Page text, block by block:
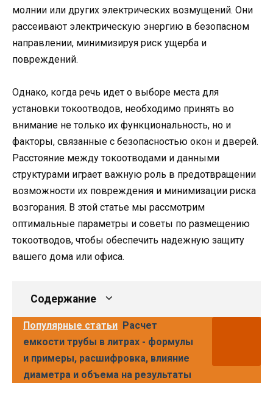
молнии или других электрических возмущений. Они
рассеивают электрическую энергию в безопасном
направлении, минимизируя риск ущерба и
повреждений.
Однако, когда речь идет о выборе места для
установки токоотводов, необходимо принять во
внимание не только их функциональность, но и
факторы, связанные с безопасностью окон и дверей.
Расстояние между токоотводами и данными
структурами играет важную роль в предотвращении
возможности их повреждения и минимизации риска
возгорания. В этой статье мы рассмотрим
оптимальные параметры и советы по размещению
токоотводов, чтобы обеспечить надежную защиту
вашего дома или офиса.
Содержание
Популярные статьи Расчет
емкости трубы в литрах - формулы
и примеры, расшифровка, влияние
диаметра и объема на результаты